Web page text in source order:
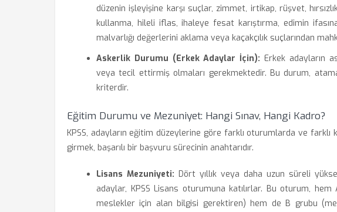
düzenin işleyişine karşı suçlar, zimmet, irtikap, rüşvet,
kullanma, hileli iflas, ihaleye fesat karıştırma, edimin
malvarlığı değerlerini aklama veya kaçakçılık suçlarından
Askerlik Durumu (Erkek Adaylar İçin): Erkek adayların
veya tecil ettirmiş olmaları gerekmektedir. Bu durum,
kriterdir.
Eğitim Durumu ve Mezuniyet: Hangi Sınav, Hangi Kadro?
KPSS, adayların eğitim düzeylerine göre farklı oturumlarda ve farklı
girmek, başarılı bir başvuru sürecinin anahtarıdır.
Lisans Mezuniyeti: Dört yıllık veya daha uzun süreli
adaylar, KPSS Lisans oturumuna katılırlar. Bu oturum,
meslekler için alan bilgisi gerektiren) hem de B grubu